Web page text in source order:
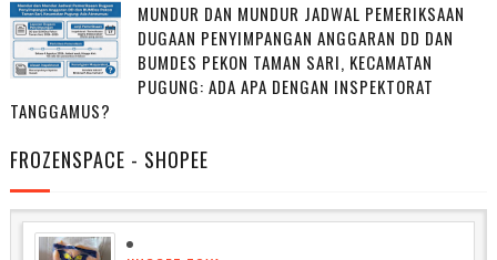
MUNDUR DAN MUNDUR JADWAL PEMERIKSAAN
DUGAAN PENYIMPANGAN ANGGARAN DD DAN
BUMDES PEKON TAMAN SARI, KECAMATAN
PUGUNG: ADA APA DENGAN INSPEKTORAT
TANGGAMUS?
FROZENSPACE - SHOPEE